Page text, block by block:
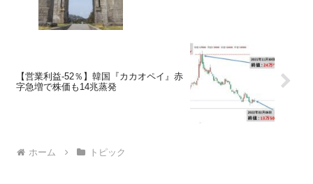
【営業利益-52％】韓国『カカオペイ』赤
字急増で株価も14兆蒸発
ホーム トピック